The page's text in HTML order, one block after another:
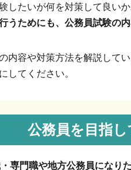
したいが何を対策して良い
うためにも、公務員試験の
内容や対策方法を解説して
してください。
公務員を目指
専門職や地方公務員になり